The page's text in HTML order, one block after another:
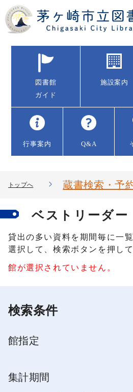
図書館
ガイド
施設案内
行事案内 Q&A
トップへ 蔵書検索・予
ベストリーダー
貸出の多い資料を期間毎に一
選択して、検索ボタンを押して
館が選択されていません。
検索条件
館指定
集計期間